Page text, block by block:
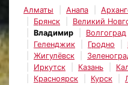
Алматы Анапа
Брянск
Великий
Владимир
Волгоград
Геленджик
Гродно
Жигулёвск
Иркутск
Казань
Красноярск
Курск